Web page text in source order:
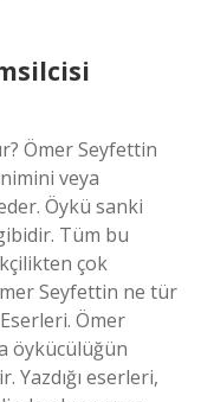
Ömer Seyfettin
veya
Öykü sanki
Tüm bu
çok
Seyfettin ne tür
Ömer
öykücülüğün
eserleri,